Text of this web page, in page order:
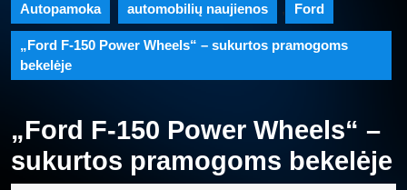
Autopamoka automobilių naujienos , Ford
„Ford F-150 Power Wheels“ – sukurtos pramogoms
bekelėje
„Ford F-150 Power Wheels“ –
sukurtos pramogoms bekelėje